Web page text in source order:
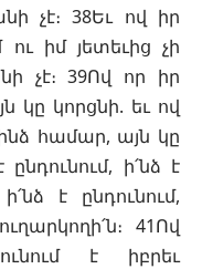
չէ։ 38Եւ ով իր
ու իմ յետեւից չի
չէ։ 39Ով որ իր
կը կորցնի. եւ ով
համար, այն կը
ի՛նձ է
է ընդունում,
41Ով
է իբրեւ